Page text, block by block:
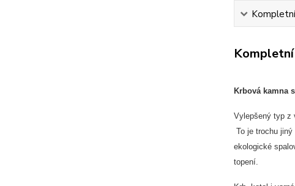
Krbová kamna
Vylepšený typ z
To je trochu
ekologické
topení.